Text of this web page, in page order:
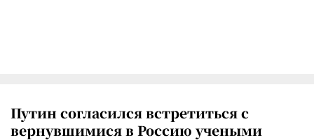
Путин согласился встретиться с
вернувшимися в Россию учеными